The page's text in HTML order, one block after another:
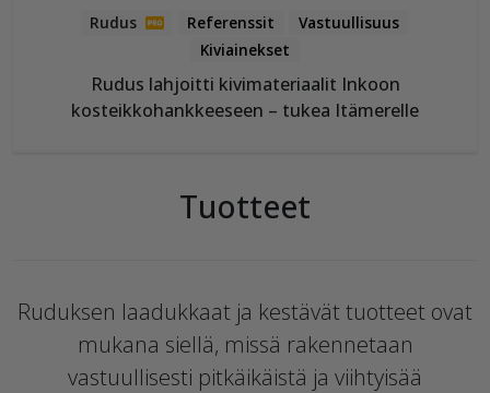
Referenssit
Vastuullisuus
Kiviainekset
Rudus lahjoitti kivimateriaalit Inkoon
kosteikkohankkeeseen – tukea Itämerelle
Tuotteet
Ruduksen laadukkaat ja kestävät tuotteet ovat
mukana siellä, missä rakennetaan
vastuullisesti pitkäikäistä ja viihtyisää